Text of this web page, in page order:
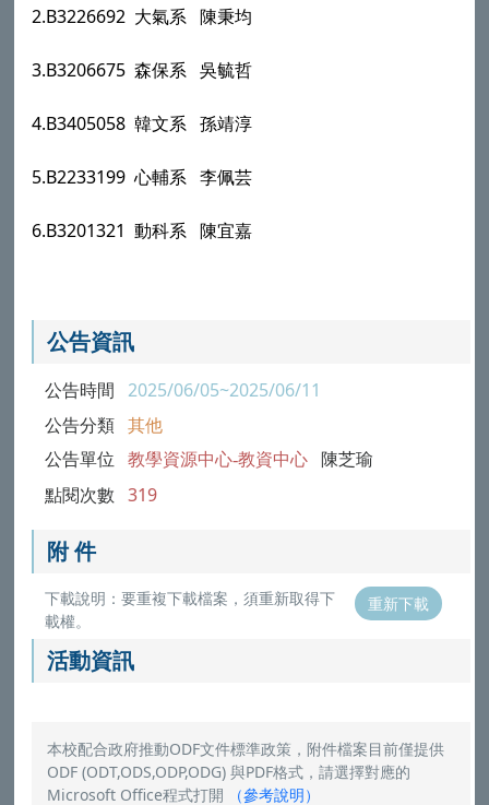
2.B3226692 大氣系 陳秉均
3.B3206675 森保系 吳毓哲
4.B3405058 韓文系 孫靖淳
5.B2233199 心輔系 李佩芸
6.B3201321 動科系 陳宜嘉
公告資訊
公告時間 2025/06/05~2025/06/11
公告分類 其他
公告單位 教學資源中心-教資中心 陳芝瑜
點閱次數 319
附 件
下載說明：要重複下載檔案，須重新取得下
載權。
重新下載
活動資訊
本校配合政府推動ODF文件標準政策，附件檔案目前僅提供
ODF (ODT,ODS,ODP,ODG) 與PDF格式，請選擇對應的
Microsoft Office程式打開
（參考說明）